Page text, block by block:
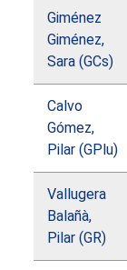
Giménez
Giménez,
Sara (GCs)
Calvo
Gómez,
Pilar (GPlu)
Vallugera
Balañà,
Pilar (GR)